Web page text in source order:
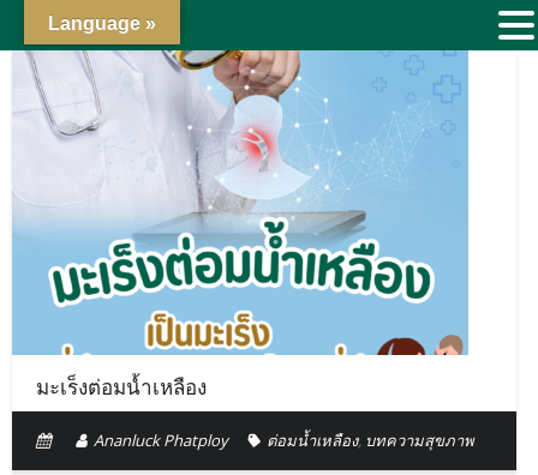
มะเร็งต่อมน้ำเหลือง
Ananluck Phatploy ต่อมน้ำเหลือง, บทความสุขภาพ
Language »